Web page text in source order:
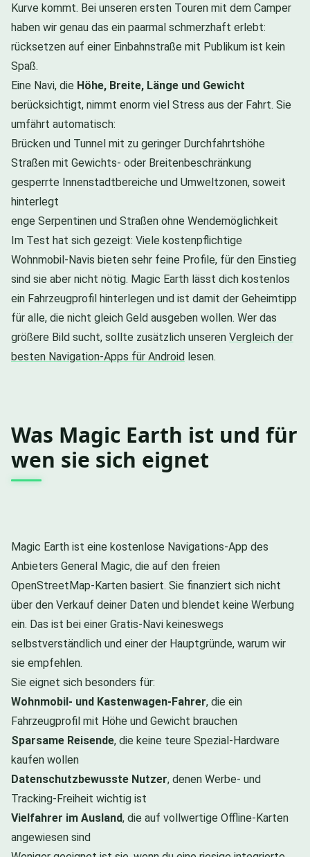
Kurve kommt. Bei unseren ersten Touren mit dem Camper
haben wir genau das ein paarmal schmerzhaft erlebt:
rücksetzen auf einer Einbahnstraße mit Publikum ist kein
Spaß.
Eine Navi, die Höhe, Breite, Länge und Gewicht
berücksichtigt, nimmt enorm viel Stress aus der Fahrt. Sie
umfährt automatisch:
Brücken und Tunnel mit zu geringer Durchfahrtshöhe
Straßen mit Gewichts- oder Breitenbeschränkung
gesperrte Innenstadtbereiche und Umweltzonen, soweit
hinterlegt
enge Serpentinen und Straßen ohne Wendemöglichkeit
Im Test hat sich gezeigt: Viele kostenpflichtige
Wohnmobil-Navis bieten sehr feine Profile, für den Einstieg
sind sie aber nicht nötig. Magic Earth lässt dich kostenlos
ein Fahrzeugprofil hinterlegen und ist damit der Geheimtipp
für alle, die nicht gleich Geld ausgeben wollen. Wer das
größere Bild sucht, sollte zusätzlich unseren Vergleich der
besten Navigation-Apps für Android lesen.
Was Magic Earth ist und für
wen sie sich eignet
Magic Earth ist eine kostenlose Navigations-App des
Anbieters General Magic, die auf den freien
OpenStreetMap-Karten basiert. Sie finanziert sich nicht
über den Verkauf deiner Daten und blendet keine Werbung
ein. Das ist bei einer Gratis-Navi keineswegs
selbstverständlich und einer der Hauptgründe, warum wir
sie empfehlen.
Sie eignet sich besonders für:
Wohnmobil- und Kastenwagen-Fahrer, die ein
Fahrzeugprofil mit Höhe und Gewicht brauchen
Sparsame Reisende, die keine teure Spezial-Hardware
kaufen wollen
Datenschutzbewusste Nutzer, denen Werbe- und
Tracking-Freiheit wichtig ist
Vielfahrer im Ausland, die auf vollwertige Offline-Karten
angewiesen sind